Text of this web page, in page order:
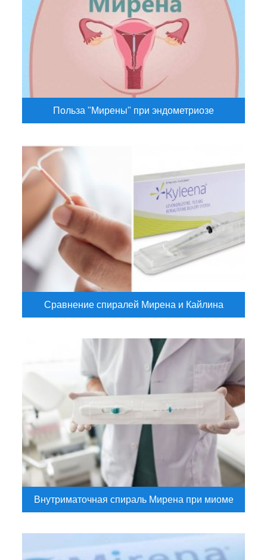
Польза "Мирены" при эндометриозе
Сравнение спиралей Мирена и Кайлина
Внутриматочная спираль Мирена при миоме